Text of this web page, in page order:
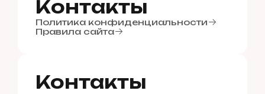
Блог
Контакты
Контакты
Политика конфиденциальности
Правила сайта
Контакты